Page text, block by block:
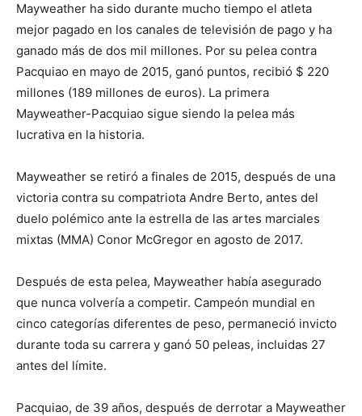
Mayweather ha sido durante mucho tiempo el atleta
mejor pagado en los canales de televisión de pago y ha
ganado más de dos mil millones. Por su pelea contra
Pacquiao en mayo de 2015, ganó puntos, recibió $ 220
millones (189 millones de euros). La primera
Mayweather-Pacquiao sigue siendo la pelea más
lucrativa en la historia.
Mayweather se retiró a finales de 2015, después de una
victoria contra su compatriota Andre Berto, antes del
duelo polémico ante la estrella de las artes marciales
mixtas (MMA) Conor McGregor en agosto de 2017.
Después de esta pelea, Mayweather había asegurado
que nunca volvería a competir. Campeón mundial en
cinco categorías diferentes de peso, permaneció invicto
durante toda su carrera y ganó 50 peleas, incluidas 27
antes del límite.
Pacquiao, de 39 años, después de derrotar a Mayweather